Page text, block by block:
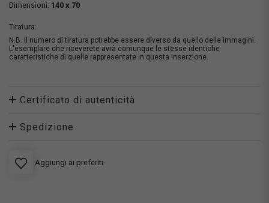
Dimensioni: 140 x 70
Tiratura:
N.B. Il numero di tiratura potrebbe essere diverso da quello delle immagini.
L'esemplare che riceverete avrà comunque le stesse identiche
caratteristiche di quelle rappresentate in questa inserzione.
Certificato di autenticità
Spedizione
Aggiungi ai preferiti